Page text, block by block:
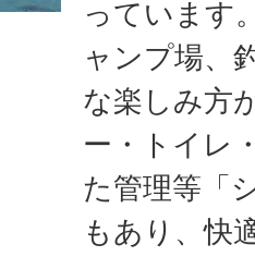
っています
ャンプ場、
な楽しみ方
ー・トイレ
た管理等「
もあり、快